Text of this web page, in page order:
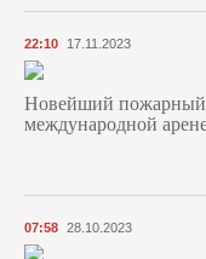
22:10 17.11.2023
Новейший
международной
07:58 28.10.2023